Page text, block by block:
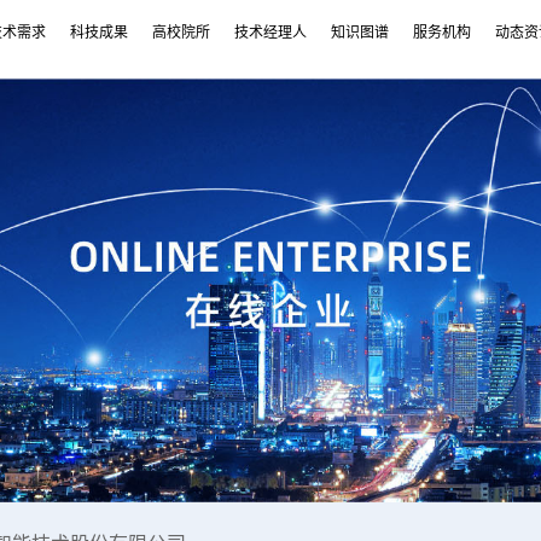
术需求 科技成果 高校院所 技术经理人 知识图谱 服务机构 动态